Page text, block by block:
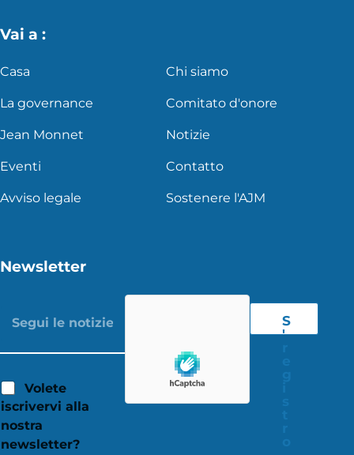
Vai a :
Casa Chi siamo
La governance Comitato d'onore
Jean Monnet Notizie
Eventi Contatto
Avviso legale Sostenere l'AJM
Newsletter
Volete
iscrivervi alla
nostra
newsletter?
S
'